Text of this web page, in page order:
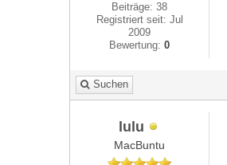
Beiträge: 38
Registriert seit: Jul
2009
Bewertung:0
Suchen
lulu
MacBuntu